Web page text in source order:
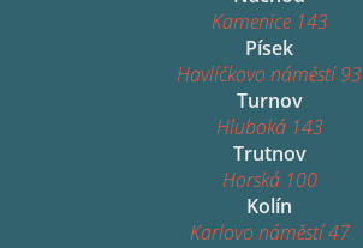
Kamenice 143
Písek
Havlíčkovo náměstí 93
Turnov
Hluboká 143
Trutnov
Horská 100
Kolín
Karlovo náměstí 47